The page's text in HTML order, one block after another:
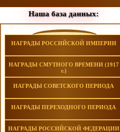
Наша база данных:
НАГРАДЫ РОССИЙСКОЙ ИМПЕРИИ
НАГРАДЫ СМУТНОГО ВРЕМЕНИ (1917
г.)
НАГРАДЫ СОВЕТСКОГО ПЕРИОДА
НАГРАДЫ ПЕРЕХОДНОГО ПЕРИОДА
НАГРАДЫ РОССИЙСКОЙ ФЕДЕРАЦИИ